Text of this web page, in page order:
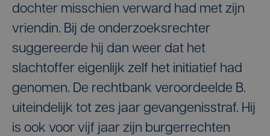
dochter misschien verward had met zijn
vriendin. Bij de onderzoeksrechter
suggereerde hij dan weer dat het
slachtoffer eigenlijk zelf het initiatief had
genomen. De rechtbank veroordeelde B.
uiteindelijk tot zes jaar gevangenisstraf. Hij
is ook voor vijf jaar zijn burgerrechten